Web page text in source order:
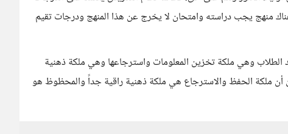
منهج يجب دراسته وامتحان لا يخرج عن هذا المنهج ودرجات تقيم
الطلاب وهي ملكة تخزين المعلومات واسترجاعها وهي ملكة ذهنية
أن ملكة الحفظ والاسترجاع هي ملكة ذهنية راقية جداً والمحظوظ هو